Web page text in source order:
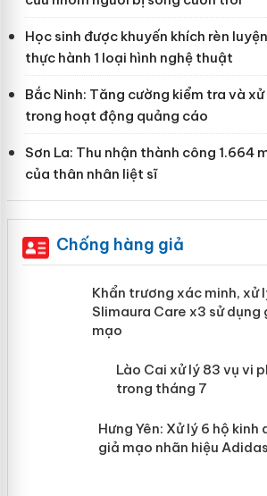
Học sinh được khuyến khích rèn
thực hành 1 loại hình nghệ thuật
Bắc Ninh: Tăng cường kiểm tra và
trong hoạt động quảng cáo
Sơn La: Thu nhận thành công 1.664
của thân nhân liệt sĩ
Chống hàng giả
Khẩn trương xác
Slimaura Care x3 sử
mại trong tháng 7